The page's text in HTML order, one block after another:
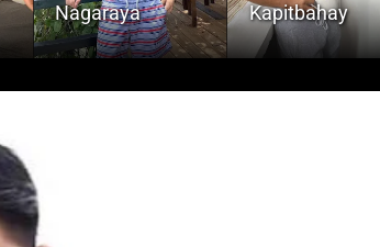
Kapitbahay
(Part 1)